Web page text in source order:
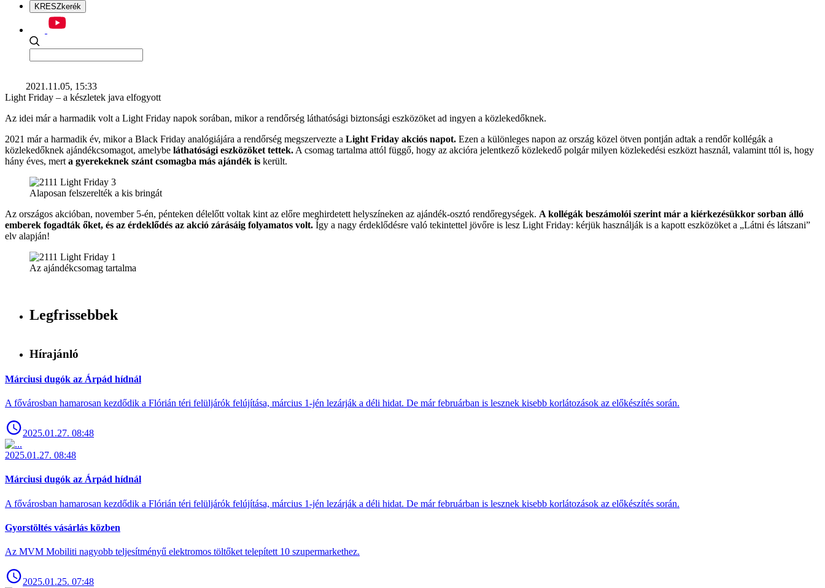
KRESZkerék
2021.11.05, 15:33
Light Friday – a készletek java elfogyott
Az idei már a harmadik volt a Light Friday napok sorában, mikor a rendőrség láthatósági biztonsági eszközöket ad ingyen a közlekedőknek.
2021 már a harmadik év, mikor a Black Friday analógiájára a rendőrség megszervezte a Light Friday akciós napot. Ezen a különleges napon az ország közel ötven pontján adtak a rendőr kollégák a
közlekedőknek ajándékcsomagot, amelybe láthatósági eszközöket tettek. A csomag tartalma attól függő, hogy az akcióra jelentkező közlekedő polgár milyen közlekedési eszközt használ, valamint ttól is, hogy
hány éves, mert a gyerekeknek szánt csomagba más ajándék is került.
Alaposan felszerelték a kis bringát
Az országos akcióban, november 5-én, pénteken délelőtt voltak kint az előre meghirdetett helyszíneken az ajándék-osztó rendőregységek. A kollégák beszámolói szerint már a kiérkezésükkor sorban álló
emberek fogadták őket, és az érdeklődés az akció zárásáig folyamatos volt. Így a nagy érdeklődésre való tekintettel jövőre is lesz Light Friday: kérjük használják is a kapott eszközöket a „Látni és látszani”
elv alapján!
Az ajándékcsomag tartalma
Legfrissebbek
Hírajánló
Márciusi dugók az Árpád hídnál
A fővárosban hamarosan kezdődik a Flórián téri felüljárók felújítása, március 1-jén lezárják a déli hidat. De már februárban is lesznek kisebb korlátozások az előkészítés során.
2025.01.27. 08:48
2025.01.27. 08:48
Márciusi dugók az Árpád hídnál
A fővárosban hamarosan kezdődik a Flórián téri felüljárók felújítása, március 1-jén lezárják a déli hidat. De már februárban is lesznek kisebb korlátozások az előkészítés során.
Gyorstöltés vásárlás közben
Az MVM Mobiliti nagyobb teljesítményű elektromos töltőket telepített 10 szupermarkethez.
2025.01.25. 07:48